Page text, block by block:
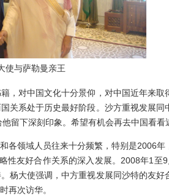
使与萨勒曼亲王
，对中国文化十分景仰，对中国近年来
关系处于历史最好阶段。沙方重视发展
留下深刻印象。希望有机会再去中国看看
各领域人员往来十分频繁，特别是2006年
性友好合作关系的深入发展。 2008年1 至9
杨大使强调，中方重视发展同沙特的友
再次访华。